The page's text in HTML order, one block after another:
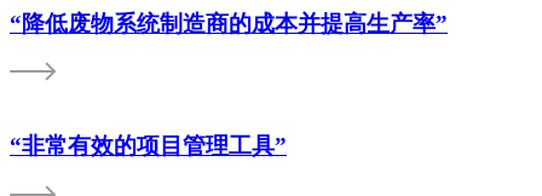
“降低废物系统制造商的成本并提高生产率”
“非常有效的项目管理工具”